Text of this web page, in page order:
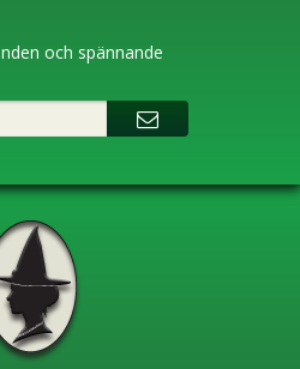
och spännande